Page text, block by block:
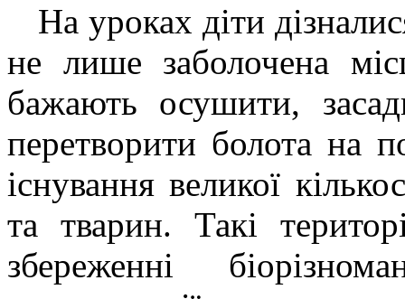
На уроках діти
не лише заболочена
бажають осушити,
перетворити болота на
існування великої
та тварин. Такі
збереженні